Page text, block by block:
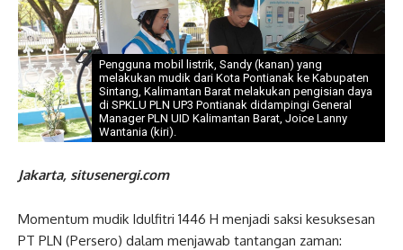
Pengguna mobil listrik, Sandy (kanan) yang
melakukan mudik dari Kota Pontianak ke Kabupaten
Sintang, Kalimantan Barat melakukan pengisian daya
di SPKLU PLN UP3 Pontianak didampingi General
Manager PLN UID Kalimantan Barat, Joice Lanny
Wantania (kiri).
Jakarta, situsenergi.com
Momentum mudik Idulfitri 1446 H menjadi saksi kesuksesan
PT PLN (Persero) dalam menjawab tantangan zaman: